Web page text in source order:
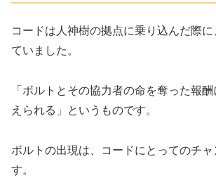
コードは人神樹の拠点に乗り込んだ際
ていました。
「ボルトとその協力者の命を奪った報
えられる」というものです。
ボルトの出現は、コードにとってのチャ
す。